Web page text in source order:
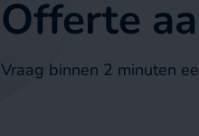
Offerte
Vraag binnen 2 minuten